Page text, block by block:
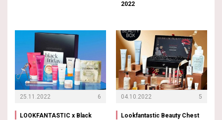
25.11.2022 6
LOOKFANTASTIC x Black
2022
04.10.2022 5
Lookfantastic Beauty Chest